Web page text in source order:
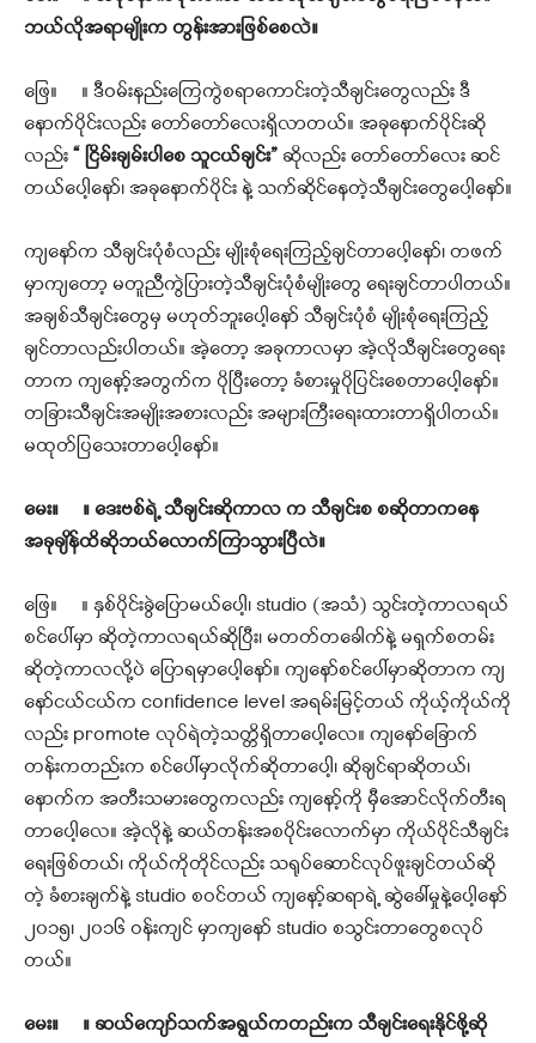
ဘယ်လိုအရာမျိုးက တွန်းအားဖြစ်စေလဲ။
ဖြေ။ ။ ဒီဝမ်းနည်းကြေကွဲစရာကောင်းတဲ့သီချင်းတွေလည်း ဒီ
နောက်ပိုင်းလည်း တော်တော်လေးရှိလာတယ်။ အခုနောက်ပိုင်းဆို
လည်း“ ငြိမ်းချမ်းပါစေ သူငယ်ချင်း” ဆိုလည်း တော်တော်လေး ဆင်
တယ်ပေါ့နော်၊ အခုနောက်ပိုင်း နဲ့ သက်ဆိုင်နေတဲ့သီချင်းတွေပေါ့နော်။
ကျနော်က သီချင်းပုံစံလည်း မျိုးစုံရေးကြည့်ချင်တာပေါ့နော်၊ တဖက်
မှာကျတော့ မတူညီကွဲပြားတဲ့သီချင်းပုံစံမျိုးတွေ ရေးချင်တာပါတယ်။
အချစ်သီချင်းတွေမှ မဟုတ်ဘူးပေါ့နော် သီချင်းပုံစံ မျိုးစုံရေးကြည့်
ချင်တာလည်းပါတယ်။ အဲ့တော့ အခုကာလမှာ အဲ့လိုသီချင်းတွေရေး
တာက ကျနော့်အတွက်က ပိုပြီးတော့ ခံစားမှုပိုပြင်းစေတာပေါ့နော်။
တခြားသီချင်းအမျိုးအစားလည်း အများကြီးရေးထားတာရှိပါတယ်။
မထုတ်ပြသေးတာပေါ့နော်။
မေး။ ။ဒေးဗစ်ရဲ့ သီချင်းဆိုကာလ က သီချင်းစ စဆိုတာကနေ
အခုချိန်ထိဆိုဘယ်လောက်ကြာသွားပြီလဲ။
ဖြေ။ ။ နှစ်ပိုင်းခွဲပြောမယ်ပေါ့၊ studio (အသံ) သွင်းတဲ့ကာလရယ်
စင်ပေါ်မှာ ဆိုတဲ့ကာလရယ်ဆိုပြီး၊ မတတ်တခေါက်နဲ့ မရှက်စတမ်း
ဆိုတဲ့ကာလလို့ပဲ ပြောရမှာပေါ့နော်။ ကျနော်စင်ပေါ်မှာဆိုတာက ကျ
နော်ငယ်ငယ်က confidence level အရမ်းမြင့်တယ် ကိုယ့်ကိုယ်ကို
လည်း promote လုပ်ရဲတဲ့သတ္တိရှိတာပေါ့လေ။ ကျနော်ခြောက်
တန်းကတည်းက စင်ပေါ်မှာလိုက်ဆိုတာပေါ့၊ ဆိုချင်ရာဆိုတယ်၊
နောက်က အတီးသမားတွေကလည်း ကျနော့်ကို မှီအောင်လိုက်တီးရ
တာပေါ့လေ။ အဲ့လိုနဲ့ ဆယ်တန်းအစပိုင်းလောက်မှာ ကိုယ်ပိုင်သီချင်း
ရေးဖြစ်တယ်၊ ကိုယ်ကိုတိုင်လည်း သရုပ်ဆောင်လုပ်ဖူးချင်တယ်ဆို
တဲ့ ခံစားချက်နဲ့ studio စဝင်တယ် ကျနော့်ဆရာရဲ့ ဆွဲခေါ်မှုနဲ့ပေါ့နော်
၂၀၁၅၊ ၂၀၁၆ ဝန်းကျင် မှာကျနော် studio စသွင်းတာတွေစလုပ်
တယ်။
မေး။ ။ ဆယ်ကျော်သက်အရွယ်ကတည်းက သီချင်းရေးနိုင်ဖို့ဆို